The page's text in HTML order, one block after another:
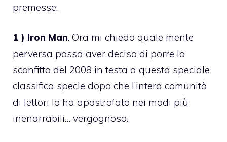
premesse.
1 ) Iron Man. Ora mi chiedo quale mente
perversa possa aver deciso di porre lo
sconfitto del 2008 in testa a questa speciale
classifica specie dopo che l’intera comunità
di lettori lo ha apostrofato nei modi più
inenarrabili… vergognoso.